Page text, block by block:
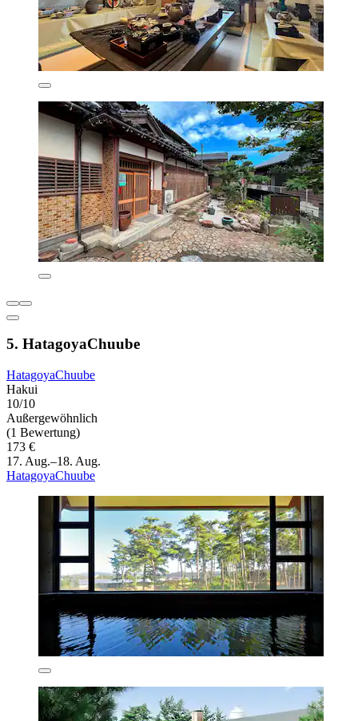
5. HatagoyaChuube
HatagoyaChuube
Hakui
10/10
Außergewöhnlich
(1 Bewertung)
173 €
17. Aug.–18. Aug.
HatagoyaChuube